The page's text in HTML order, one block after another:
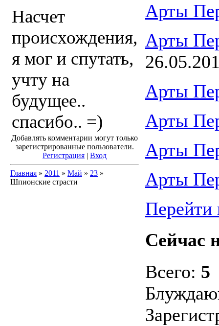
Насчет
происхождения,
я мог и спутать,
учту на
будущее..
спасибо.. =)
Добавлять комментарии могут только
зарегистрированные пользователи.
Регистрация | Вход
Главная » 2011 » Май » 23 »
Шпионские страсти
Арты
Арты
Арты
Арты
Арты
Арты
Перейти
Сейчас
Всего: 5